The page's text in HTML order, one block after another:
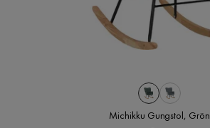
Michikku Gungstol, Grön